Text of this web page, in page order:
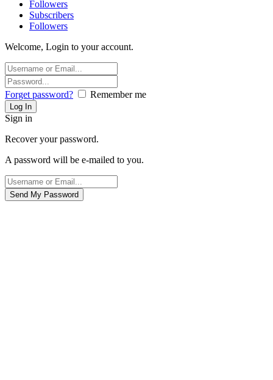
Followers
Subscribers
Followers
Welcome, Login to your account.
Forget password? Remember me
Sign in
Recover your password.
A password will be e-mailed to you.